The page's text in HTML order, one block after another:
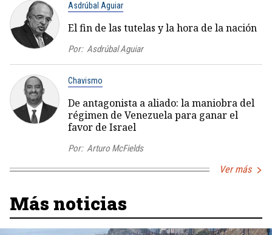
Asdrúbal Aguiar
El fin de las tutelas y la hora de la nación
Por: Asdrúbal Aguiar
Chavismo
De antagonista a aliado: la maniobra del
régimen de Venezuela para ganar el
favor de Israel
Por: Arturo McFields
Ver más
Más noticias